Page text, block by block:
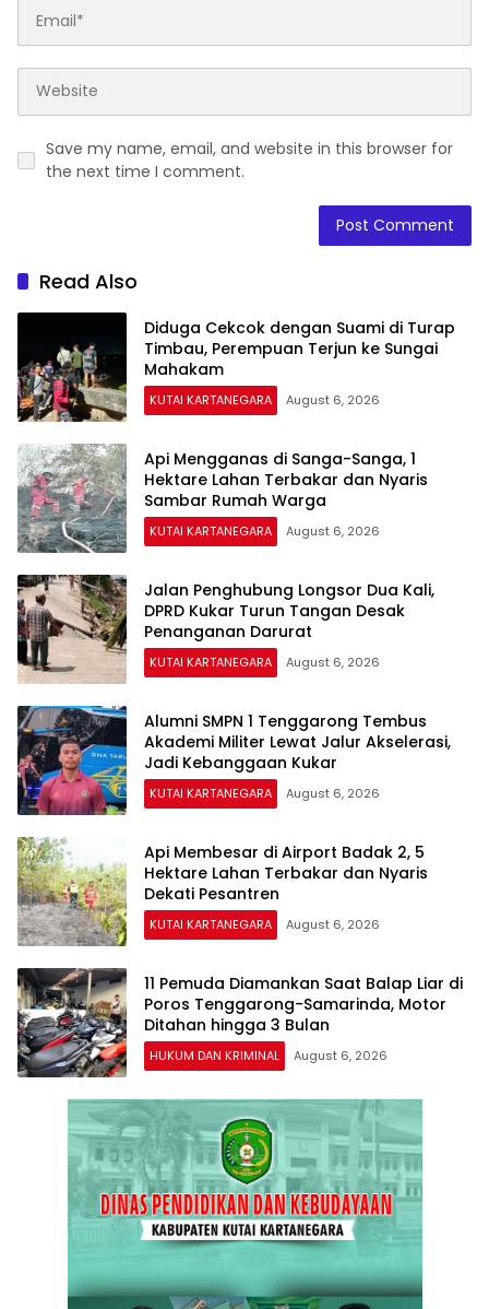
Save my name, email, and website in this browser for
the next time I comment.
Read Also
Diduga Cekcok dengan Suami di Turap
Timbau, Perempuan Terjun ke Sungai
Mahakam
KUTAI KARTANEGARA August 6, 2026
Api Mengganas di Sanga-Sanga, 1
Hektare Lahan Terbakar dan Nyaris
Sambar Rumah Warga
KUTAI KARTANEGARA August 6, 2026
Jalan Penghubung Longsor Dua Kali,
DPRD Kukar Turun Tangan Desak
Penanganan Darurat
KUTAI KARTANEGARA August 6, 2026
Alumni SMPN 1 Tenggarong Tembus
Akademi Militer Lewat Jalur Akselerasi,
Jadi Kebanggaan Kukar
KUTAI KARTANEGARA August 6, 2026
Api Membesar di Airport Badak 2, 5
Hektare Lahan Terbakar dan Nyaris
Dekati Pesantren
KUTAI KARTANEGARA August 6, 2026
11 Pemuda Diamankan Saat Balap Liar di
Poros Tenggarong-Samarinda, Motor
Ditahan hingga 3 Bulan
HUKUM DAN KRIMINAL August 6, 2026